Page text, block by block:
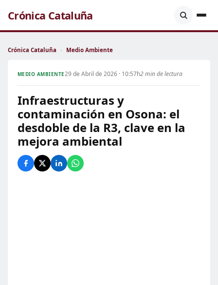
Crónica Cataluña
Crónica Cataluña › Medio Ambiente
MEDIO AMBIENTE29 de Abril de 2026 · 10:57h2 min de lectura
Infraestructuras y
contaminación en Osona: el
desdoble de la R3, clave en la
mejora ambiental